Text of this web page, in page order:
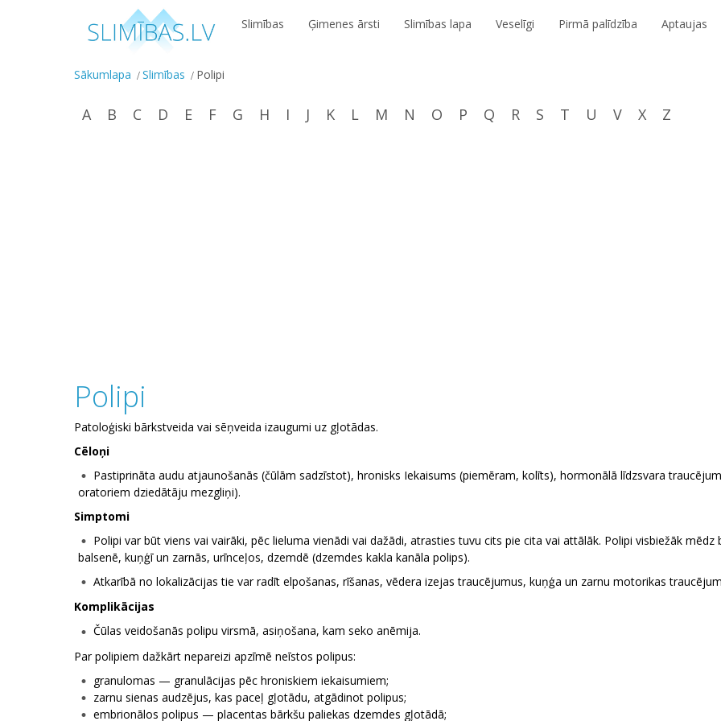
Slimības Ģimenes ārsti Slimības lapa Veselīgi Pirmā palīdzība Aptaujas
Sākumlapa Slimības Polipi
A B C D E F G H I J K L M N O P Q R S T U V X Z
Polipi
Patoloģiski bārkstveida vai sēņveida izaugumi uz gļotādas.
Cēloņi
Pastiprināta audu atjaunošanās (čūlām sadzīstot), hronisks Iekaisums (piemēram, kolīts), hormonālā līdzsvara
oratoriem dziedātāju mezgliņi).
Simptomi
Polipi var būt viens vai vairāki, pēc lieluma vienādi vai dažādi, atrasties tuvu cits pie cita vai attālāk. Polipi visbiežāk
balsenē, kuņģī un zarnās, urīnceļos, dzemdē (dzemdes kakla kanāla polips).
Atkarībā no lokalizācijas tie var radīt elpošanas, rīšanas, vēdera izejas traucējumus, kuņģa un zarnu motorikas
Komplikācijas
Čūlas veidošanās polipu virsmā, asiņošana, kam seko anēmija.
Par polipiem dažkārt nepareizi apzīmē neīstos polipus:
granulomas — granulācijas pēc hroniskiem iekaisumiem;
zarnu sienas audzējus, kas paceļ gļotādu, atgādinot polipus;
embrionālos polipus — placentas bārkšu paliekas dzemdes gļotādā;